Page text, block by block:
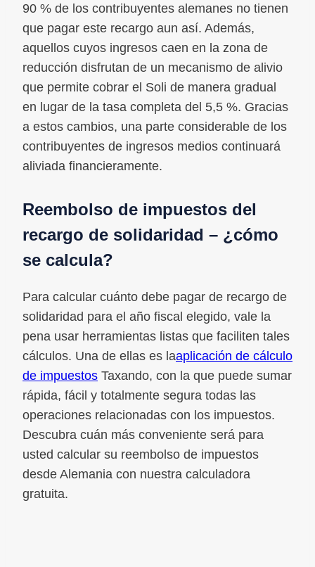
90 % de los contribuyentes alemanes no tienen
que pagar este recargo aun así. Además,
aquellos cuyos ingresos caen en la zona de
reducción disfrutan de un mecanismo de alivio
que permite cobrar el Soli de manera gradual
en lugar de la tasa completa del 5,5 %. Gracias
a estos cambios, una parte considerable de los
contribuyentes de ingresos medios continuará
aliviada financieramente.
Reembolso de impuestos del
recargo de solidaridad – ¿cómo
se calcula?
Para calcular cuánto debe pagar de recargo de
solidaridad para el año fiscal elegido, vale la
pena usar herramientas listas que faciliten tales
cálculos. Una de ellas es laaplicación de cálculo
de impuestos Taxando, con la que puede sumar
rápida, fácil y totalmente segura todas las
operaciones relacionadas con los impuestos.
Descubra cuán más conveniente será para
usted calcular su reembolso de impuestos
desde Alemania con nuestra calculadora
gratuita.